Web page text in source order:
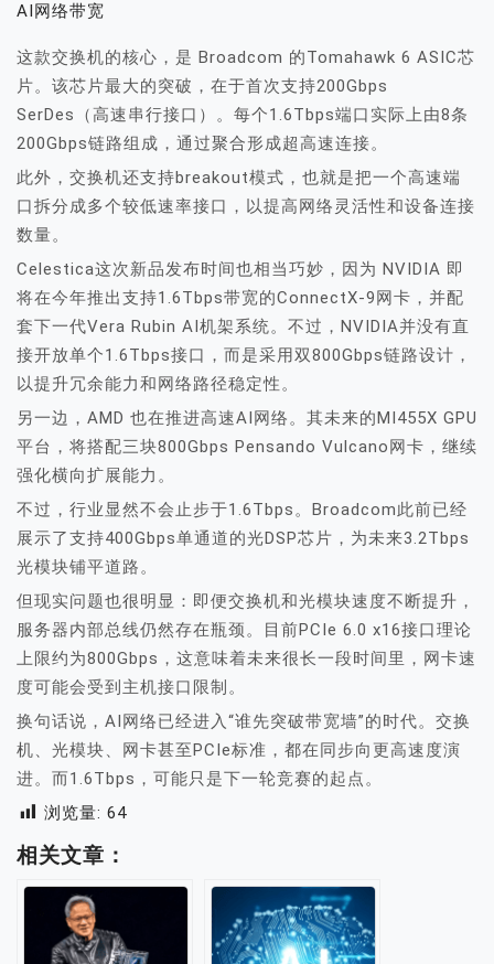
AI网络带宽
这款交换机的核心，是 Broadcom 的Tomahawk 6 ASIC芯
片。该芯片最大的突破，在于首次支持200Gbps
SerDes（高速串行接口）。每个1.6Tbps端口实际上由8条
200Gbps链路组成，通过聚合形成超高速连接。
此外，交换机还支持breakout模式，也就是把一个高速端
口拆分成多个较低速率接口，以提高网络灵活性和设备连接
数量。
Celestica这次新品发布时间也相当巧妙，因为 NVIDIA 即
将在今年推出支持1.6Tbps带宽的ConnectX-9网卡，并配
套下一代Vera Rubin AI机架系统。不过，NVIDIA并没有直
接开放单个1.6Tbps接口，而是采用双800Gbps链路设计，
以提升冗余能力和网络路径稳定性。
另一边，AMD 也在推进高速AI网络。其未来的MI455X GPU
平台，将搭配三块800Gbps Pensando Vulcano网卡，继续
强化横向扩展能力。
不过，行业显然不会止步于1.6Tbps。Broadcom此前已经
展示了支持400Gbps单通道的光DSP芯片，为未来3.2Tbps
光模块铺平道路。
但现实问题也很明显：即便交换机和光模块速度不断提升，
服务器内部总线仍然存在瓶颈。目前PCIe 6.0 x16接口理论
上限约为800Gbps，这意味着未来很长一段时间里，网卡速
度可能会受到主机接口限制。
换句话说，AI网络已经进入“谁先突破带宽墙”的时代。交换
机、光模块、网卡甚至PCIe标准，都在同步向更高速度演
进。而1.6Tbps，可能只是下一轮竞赛的起点。
浏览量: 64
相关文章：